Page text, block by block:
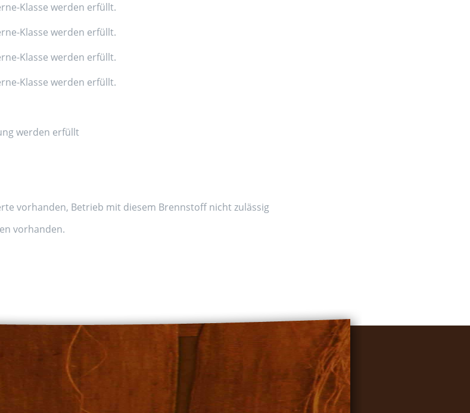
Klasse werden erfüllt.
Klasse werden erfüllt.
Klasse werden erfüllt.
Klasse werden erfüllt.
werden erfüllt
vorhanden, Betrieb mit diesem Brennstoff nicht zulässig
vorhanden.